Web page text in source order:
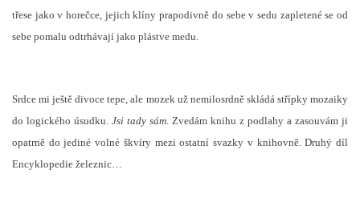
třese jako v horečce, jejich klíny prapodivně do sebe v sedu zapletené se od
sebe pomalu odtrhávají jako plástve medu.
Srdce mi ještě divoce tepe, ale mozek už nemilosrdně skládá střípky mozaiky
do logického úsudku. Jsi tady sám. Zvedám knihu z podlahy a zasouvám ji
opatrně do jediné volné škvíry mezi ostatní svazky v knihovně. Druhý díl
Encyklopedie železnic…